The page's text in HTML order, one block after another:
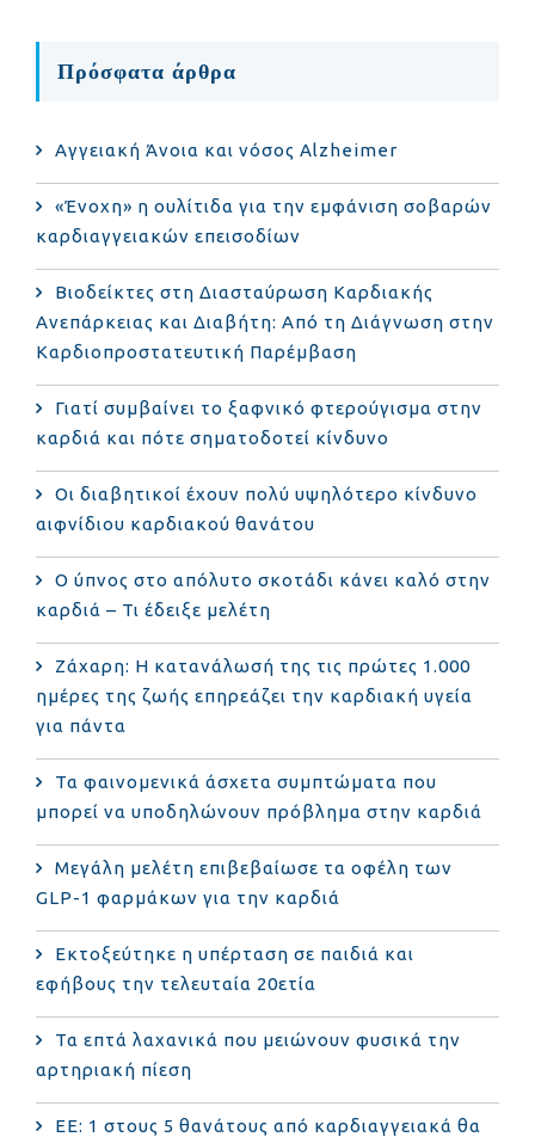
Πρόσφατα άρθρα
Αγγειακή Άνοια και νόσος Alzheimer
«Ένοχη» η ουλίτιδα για την εμφάνιση σοβαρών
καρδιαγγειακών επεισοδίων
Βιοδείκτες στη Διασταύρωση Καρδιακής
Ανεπάρκειας και Διαβήτη: Από τη Διάγνωση στην
Καρδιοπροστατευτική Παρέμβαση
Γιατί συμβαίνει το ξαφνικό φτερούγισμα στην
καρδιά και πότε σηματοδοτεί κίνδυνο
Οι διαβητικοί έχουν πολύ υψηλότερο κίνδυνο
αιφνίδιου καρδιακού θανάτου
Ο ύπνος στο απόλυτο σκοτάδι κάνει καλό στην
καρδιά – Τι έδειξε μελέτη
Ζάχαρη: Η κατανάλωσή της τις πρώτες 1.000
ημέρες της ζωής επηρεάζει την καρδιακή υγεία
για πάντα
Τα φαινομενικά άσχετα συμπτώματα που
μπορεί να υποδηλώνουν πρόβλημα στην καρδιά
Μεγάλη μελέτη επιβεβαίωσε τα οφέλη των
GLP-1 φαρμάκων για την καρδιά
Εκτοξεύτηκε η υπέρταση σε παιδιά και
εφήβους την τελευταία 20ετία
Τα επτά λαχανικά που μειώνουν φυσικά την
αρτηριακή πίεση
ΕΕ: 1 στους 5 θανάτους από καρδιαγγειακά θα